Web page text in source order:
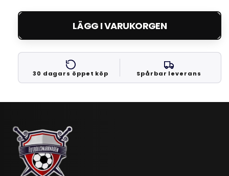
LÄGG I VARUKORGEN
30 dagars öppet köp Spårbar leverans